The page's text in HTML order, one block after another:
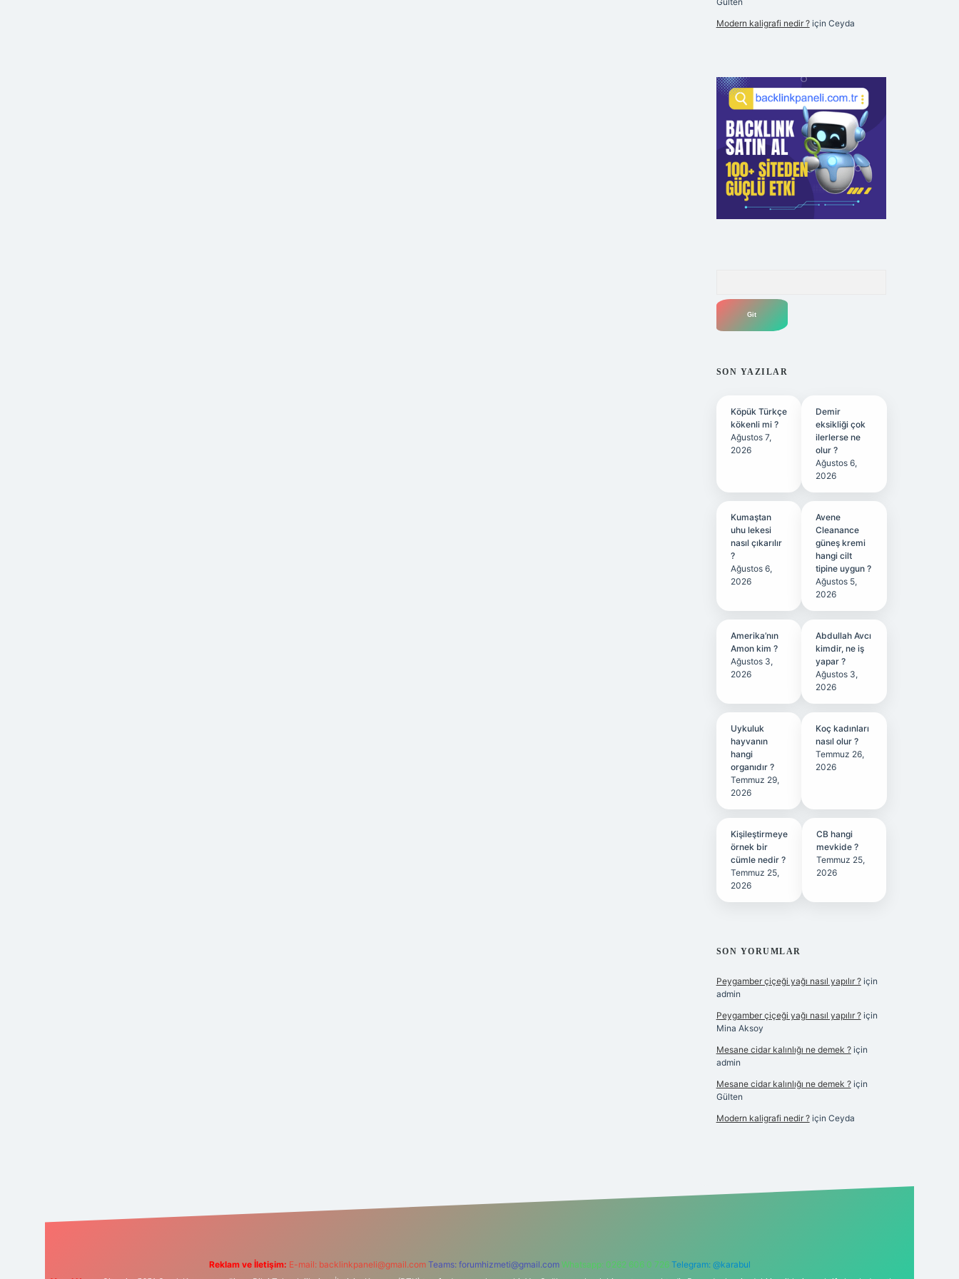
Modern kaligrafi nedir ?için Ceyda
SON YAZILAR
Köpük Türkçe
kökenli mi ?
Ağustos 7,
2026
Demir
eksikliği çok
ilerlerse ne
olur ?
Ağustos 6,
2026
Kumaştan
uhu lekesi
nasıl çıkarılır
?
Ağustos 6,
2026
Avene
Cleanance
güneş kremi
hangi cilt
tipine uygun ?
Ağustos 5,
2026
Amerika’nın
Amon kim ?
Ağustos 3,
2026
Abdullah Avcı
kimdir, ne iş
yapar ?
Ağustos 3,
2026
Uykuluk
hayvanın
hangi
organıdır ?
Temmuz 29,
2026
Koç kadınları
nasıl olur ?
Temmuz 26,
2026
Kişileştirmeye
örnek bir
cümle nedir ?
Temmuz 25,
2026
CB hangi
mevkide ?
Temmuz 25,
2026
SON YORUMLAR
Peygamber çiçeği yağı nasıl yapılır ?için
admin
Peygamber çiçeği yağı nasıl yapılır ?için
Mina Aksoy
Mesane cidar kalınlığı ne demek ?için
admin
Mesane cidar kalınlığı ne demek ?için
Gülten
Modern kaligrafi nedir ?için Ceyda
Reklam ve İletişim: E-mail: backlinkpaneli@gmail.com Teams: forumhizmeti@gmail.com Whatsapp: 0262 606 0 726 Telegram: @karabul